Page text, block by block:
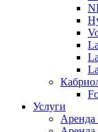
Услуги
Аренда